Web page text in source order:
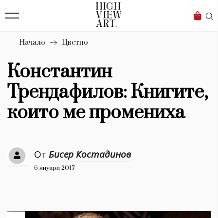
Бизнес
Мода
Dialogue
Изкуство
4339
Дизайн
Книги
Начало Цветно
Константин
Трендафилов: Книгите,
които ме промениха
От Бисер Костадинов
6 януари 2017